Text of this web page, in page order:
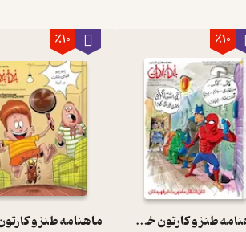
٪10
ماهنامه طنز و کارتون خط خطی شماره 83
٪10